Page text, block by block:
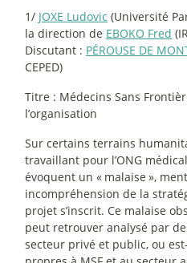
1/ JOXE Ludovic (Université
la direction de EBOKO Fred
Discutant : PÉROUSE DE
CEPED)
Titre : Médecins Sans
l’organisation
Sur certains terrains
travaillant pour l’ONG
évoquent un « malaise »,
incompréhension de la
projet s’inscrit. Ce malaise
peut retrouver analysé par
secteur privé et public, ou